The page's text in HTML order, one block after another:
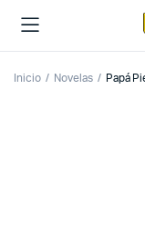
Inicio Novelas Papá